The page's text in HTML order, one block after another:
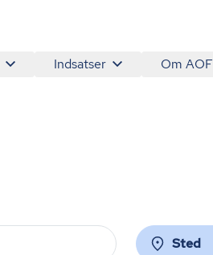
Indsatser Om AOF
Sted